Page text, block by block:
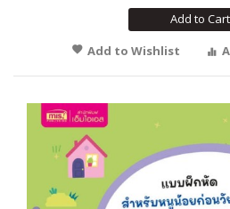
Add to Cart
Add to Wishlist